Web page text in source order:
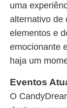
uma
alternativo de
elementos e
emocionante
haja um
Eventos
O